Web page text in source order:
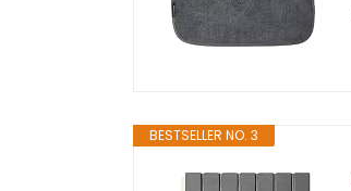
BESTSELLER NO. 3